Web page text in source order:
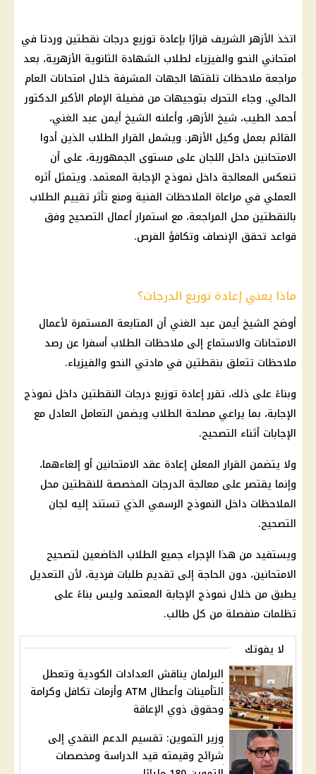
اتخذ الأزهر الشريف قرارًا بإعادة توزيع درجات نقطتين وردتا في
امتحاني النحو والفيزياء لطلاب الشهادة الثانوية الأزهرية، بعد
مراجعة ملاحظات تلقتها الجهات المشرفة خلال امتحانات العام
الحالي. وجاء التحرك بتوجيهات من فضيلة الإمام الأكبر الدكتور
أحمد الطيب، شيخ الأزهر، وأعلنه الشيخ أيمن عبد الغني،
القائم بعمل وكيل الأزهر. ويشمل القرار الطلاب الذين أدوا
الامتحانين داخل اللجان على مستوى الجمهورية، على أن
تنعكس المعالجة داخل نموذج الإجابة المعتمد. ويتمثل أثره
العملي في مراعاة الملاحظات الفنية ومنع تأثر تقييم الطلاب
بالنقطتين محل المراجعة، مع استمرار أعمال التصحيح وفق
قواعد تحقق الإنصاف وتكافؤ الفرص.
ماذا يعني إعادة توزيع الدرجات؟
أوضح الشيخ أيمن عبد الغني أن المتابعة المستمرة لأعمال
الامتحانات والاستماع إلى ملاحظات الطلاب أسفرا عن رصد
ملاحظات تتعلق بنقطتين في مادتي النحو والفيزياء.
وبناءً على ذلك، تقرر إعادة توزيع درجات النقطتين داخل نموذج
الإجابة، بما يراعي مصلحة الطلاب ويضمن التعامل العادل مع
الإجابات أثناء التصحيح.
ولا يتضمن القرار المعلن إعادة عقد الامتحانين أو إلغاءهما،
وإنما يقتصر على معالجة الدرجات المخصصة للنقطتين محل
الملاحظات داخل النموذج الرسمي الذي تستند إليه لجان
التصحيح.
ويستفيد من هذا الإجراء جميع الطلاب الخاضعين لتصحيح
الامتحانين، دون الحاجة إلى تقديم طلبات فردية، لأن التعديل
يطبق من خلال نموذج الإجابة المعتمد وليس بناءً على
تظلمات منفصلة من كل طالب.
لا يفوتك
البرلمان يناقش العدادات الكودية وتعطل
التأمينات وأعطال ATM وأزمات تكافل وكرامة
وحقوق ذوي الإعاقة
وزير التموين: تقسيم الدعم النقدي إلى
شرائح وقيمته قيد الدراسة ومخصصات